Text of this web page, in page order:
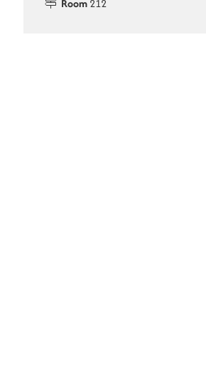
Room212